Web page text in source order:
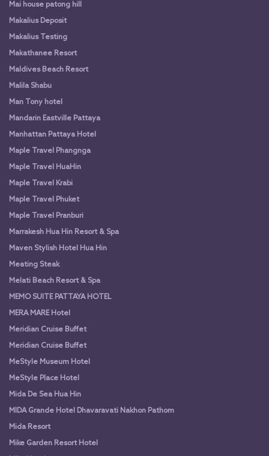
Mai house patong hill
Makalius Deposit
Makalius Testing
Makathanee Resort
Maldives Beach Resort
Malila Shabu
Man Tony hotel
Mandarin Eastville Pattaya
Manhattan Pattaya Hotel
Maple Travel Phangnga
Maple Travel HuaHin
Maple Travel Krabi
Maple Travel Phuket
Maple Travel Pranburi
Marrakesh Hua Hin Resort & Spa
Maven Stylish Hotel Hua Hin
Meating Steak
Melati Beach Resort & Spa
MEMO SUITE PATTAYA HOTEL
MERA MARE Hotel
Meridian Cruise Buffet
Meridian Cruise Buffet
MeStyle Museum Hotel
MeStyle Place Hotel
Mida De Sea Hua Hin
MIDA Grande Hotel Dhavaravati Nakhon Pathom
Mida Resort
Mike Garden Resort Hotel